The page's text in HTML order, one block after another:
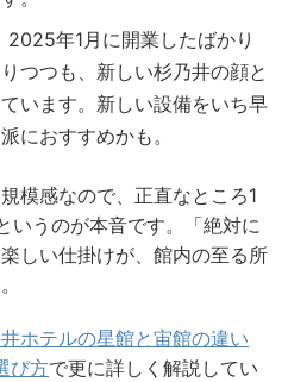
2025年1月に開業したばかり
つつも、新しい杉乃井の顔と
います。新しい設備をいち早
におすすめかも。
模感なので、正直なところ1
いうのが本音です。「絶対に
しい仕掛けが、館内の至る所
ホテルの星館と宙館の違い
び方で更に詳しく解説してい